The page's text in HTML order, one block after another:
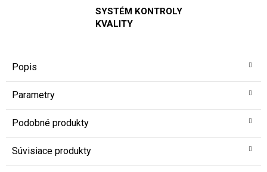
SYSTÉM KONTROLY
KVALITY
Popis
Parametry
Podobné produkty
Súvisiace produkty